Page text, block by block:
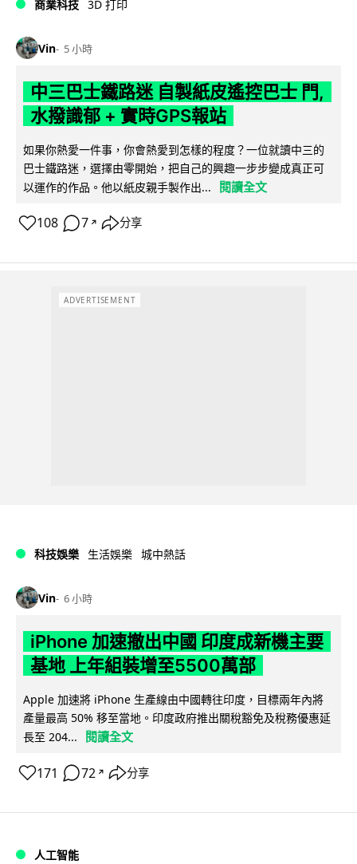
商業科技 3D 打印
Vin 5 小時
中三巴士鐵路迷 自製紙皮遙控巴士 門,
水撥識郁 + 實時GPS報站
如果你熱愛一件事，你會熱愛到怎樣的程度？一位就讀中三的
巴士鐵路迷，選擇由零開始，把自己的興趣一步步變成真正可
以運作的作品。他以紙皮親手製作出...
閱讀全文
108 7 ↗ 分享
ADVERTISEMENT
科技娛樂 生活娛樂 城中熱話
Vin 6 小時
iPhone 加速撤出中國 印度成新機主要
基地 上年組裝增至5500萬部
Apple 加速將 iPhone 生產線由中國轉往印度，目標兩年內將
產量最高 50% 移至當地。印度政府推出關稅豁免及稅務優惠延
長至 204...
閱讀全文
171 72 ↗ 分享
人工智能